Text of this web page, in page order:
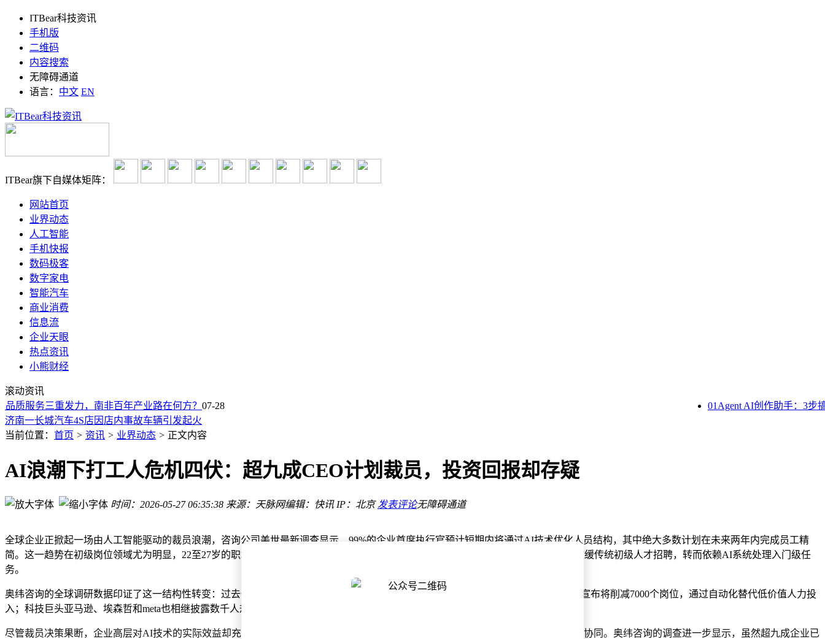
ITBear科技资讯
手机版
二维码
内容搜索
无障碍通道
语言： 中文 EN
ITBear旗下自媒体矩阵：
网站首页
业界动态
人工智能
手机快报
数码极客
数字家电
智能汽车
商业消费
信息流
企业天眼
热点资讯
小熊财经
滚动资讯
质服务三重发力，南非百年产业路在何方？07-28 01Agent AI创作助手：3步搞
LV“信任溢价”在中国崩塌：从信仰充值到产品力硬仗的转型之困
67岁老将再战IPO！OPPO小米助力，国产MLCC龙头成长性与技术受关注
济南一长城汽车4S店因店内事故车辆引发起火
2026年《财富》世界500强榜单出炉：亚马逊登顶，国家电网稳居第三
雷军关联公司打新长鑫科技浮盈引关注 小米高管回应：别将公司投资与个人财富混谈
从“苦情农妇”到美妆博主，小英转型逆袭，直播一晚收入超10万
餐饮围挡“花式整活”：未开店先圈粉，解锁开业预热新玩法
罗永浩吐槽智能电视难用引共鸣 夏普顺势推出无广告适老电视获关注
LV“信任溢价”在中国崩塌：从信仰充值到产品力硬仗的转型之困
当前位置： 首页 > 资讯 > 业界动态 > 正文内容
AI浪潮下打工人危机四伏：超九成CEO计划裁员，投资回报却存疑
时间：2026-05-27 06:35:38 来源：天脉网编辑：快讯 IP：北京 发表评论无障碍通道
全球企业正掀起一场由人工智能驱动的裁员浪潮，咨询公司美世最新调查显示，99%的企业首席执行官预计短期内将通过AI技术优化人员结构，其中绝大多数计划在未来两年内完成员工精
简。这一趋势在初级岗位领域尤为明显，22至27岁的职场新人因工作内容高度可编码化，成为受自动化冲击最严重的群体。企业纷纷放缓传统初级人才招聘，转而依赖AI系统处理入门级任
务。
奥纬咨询的全球调研数据印证了这一结构性转变：过去一年间，主动裁减初级岗位的企业比例从17%飙升至43%。金融巨头渣打银行已宣布将削减7000个岗位，通过自动化替代低价值人力投
入；科技巨头亚马逊、埃森哲和meta也相继披露数千人规模的AI相关裁员计划。这些行动反映出企业正加速重构人力资源配置模式。
尽管裁员决策果断，企业高层对AI技术的实际效益却充满疑虑。美世报告指出，仅32%的受访高管认为公司实现了人力与AI系统的有效协同。奥纬咨询的调查进一步显示，虽然超九成企业已